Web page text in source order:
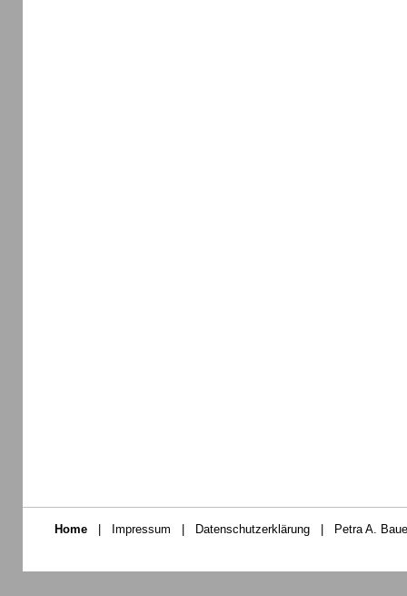
Home Impressum Datenschutzerklärung Petra A.